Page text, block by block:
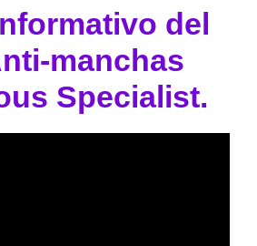
del
manchas
Specialist.